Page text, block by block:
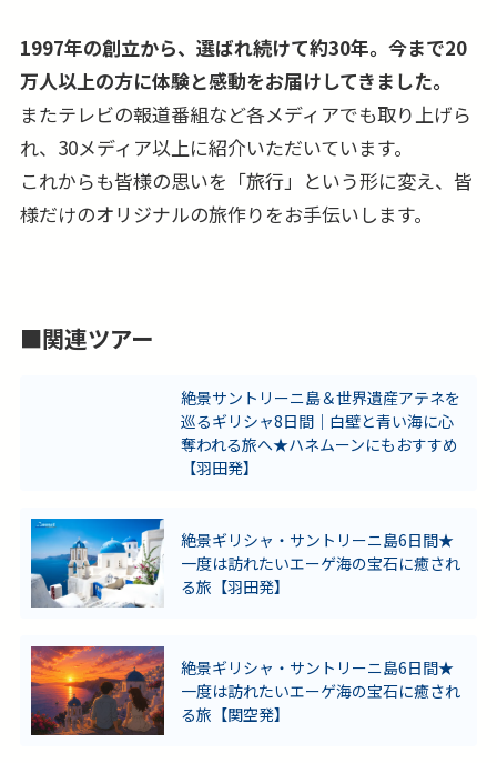
1997年の創立から、選ばれ続けて約30年。今まで20
万人以上の方に体験と感動をお届けしてきました。
またテレビの報道番組など各メディアでも取り上げら
れ、30メディア以上に紹介いただいています。
これからも皆様の思いを「旅行」という形に変え、皆
様だけのオリジナルの旅作りをお手伝いします。
■関連ツアー
絶景サントリーニ島＆世界遺産アテネを
巡るギリシャ8日間｜白壁と青い海に心
奪われる旅へ★ハネムーンにもおすすめ
【羽田発】
絶景ギリシャ・サントリーニ島6日間★
一度は訪れたいエーゲ海の宝石に癒され
る旅【羽田発】
絶景ギリシャ・サントリーニ島6日間★
一度は訪れたいエーゲ海の宝石に癒され
る旅【関空発】